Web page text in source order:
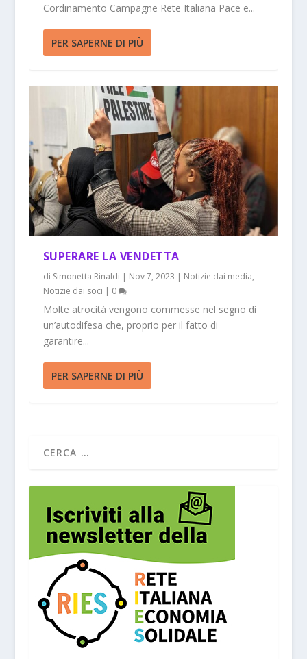
Cordinamento Campagne Rete Italiana Pace e...
PER SAPERNE DI PIÙ
SUPERARE LA VENDETTA
di Simonetta Rinaldi | Nov 7, 2023 | Notizie dai media,
Notizie dai soci | 0
Molte atrocità vengono commesse nel segno di
un’autodifesa che, proprio per il fatto di
garantire...
PER SAPERNE DI PIÙ